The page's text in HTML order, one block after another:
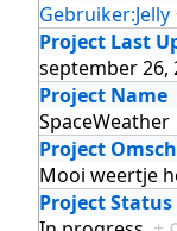
Gebruiker:Jelly
Project Last
september 26,
Project Name
SpaceWeather
Project
Mooi weertje
Project Status